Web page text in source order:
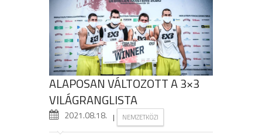
ALAPOSAN VÁLTOZOTT A 3×3
VILÁGRANGLISTA
2021.08.18. | NEMZETKÖZI